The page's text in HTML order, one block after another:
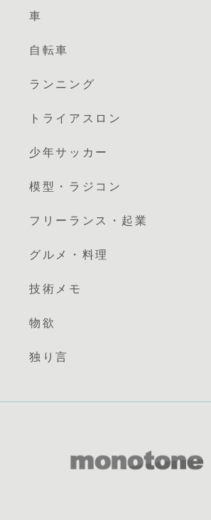
車
自転車
ランニング
トライアスロン
少年サッカー
模型・ラジコン
フリーランス・起業
グルメ・料理
技術メモ
物欲
独り言